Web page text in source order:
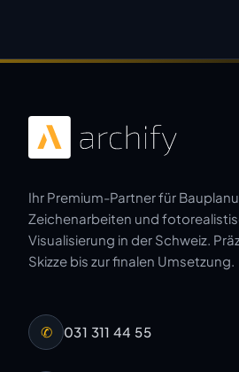
Ihr Premium-Partner für
Zeichenarbeiten und
Visualisierung in der Schweiz.
Skizze bis zur finalen Umsetzung.
✆ 031 311 44 55